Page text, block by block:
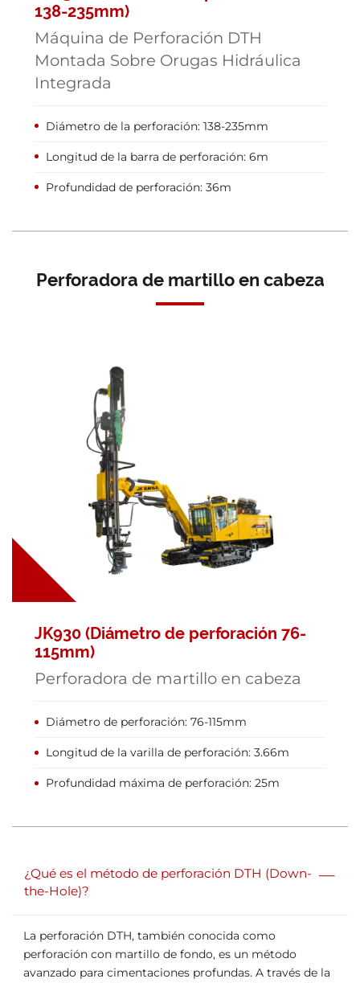
138-235mm)
Máquina de Perforación DTH
Montada Sobre Orugas Hidráulica
Integrada
Diámetro de la perforación: 138-235mm
Longitud de la barra de perforación: 6m
Profundidad de perforación: 36m
Perforadora de martillo en cabeza
JK930 (Diámetro de perforación 76-
115mm)
Perforadora de martillo en cabeza
Diámetro de perforación: 76-115mm
Longitud de la varilla de perforación: 3.66m
Profundidad máxima de perforación: 25m
—
¿Qué es el método de perforación DTH (Down-
the-Hole)?
La perforación DTH, también conocida como
perforación con martillo de fondo, es un método
avanzado para cimentaciones profundas. A través de la